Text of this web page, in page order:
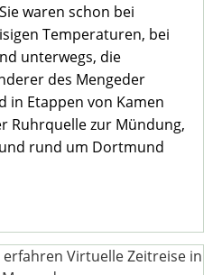
waren schon bei
Temperaturen, bei
unterwegs, die
des Mengeder
in Etappen von Kamen
Ruhrquelle zur Mündung,
rund um Dortmund